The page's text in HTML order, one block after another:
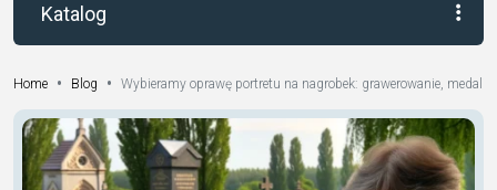
Katalog
Home • Blog • Wybieramy oprawę portretu na nagrobek: grawerowanie,